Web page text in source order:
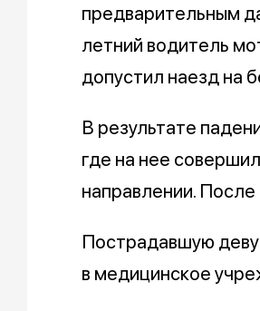
предварительным
летний водитель
допустил наезд на
В результате
где на нее
направлении.
Пострадавшую
в медицинское